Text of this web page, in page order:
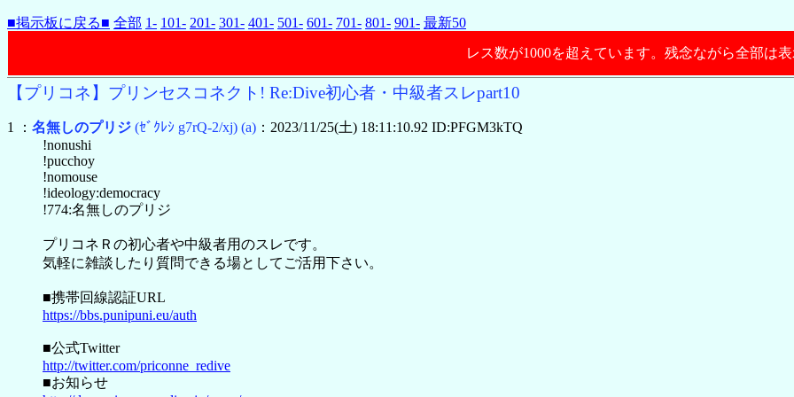
■掲示板に戻る■ 全部 1- 101- 201- 301- 401- 501- 601- 701- 801- 901- 最新50
レス数が1000を超えています。残念ながら全部は表
【プリコネ】プリンセスコネクト! Re:Dive初心者・中級者スレpart10
1 ： 名無しのプリジ (ｾﾞｸﾚｼ g7rQ-2/xj) (a) ：2023/11/25(土) 18:11:10.92 ID:PFGM3kTQ
!nonushi
!pucchoy
!nomouse
!ideology:democracy
!774:名無しのプリジ
プリコネＲの初心者や中級者用のスレです。
気軽に雑談したり質問できる場としてご活用下さい。
■携帯回線認証URL
https://bbs.punipuni.eu/auth
■公式Twitter
http://twitter.com/priconne_redive
■お知らせ